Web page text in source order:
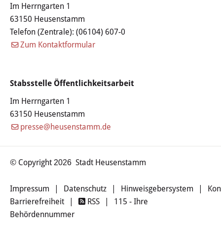
Im Herrngarten 1
63150 Heusenstamm
Telefon (Zentrale): (06104) 607-0
Zum Kontaktformular
Stabsstelle Öffentlichkeitsarbeit
Im Herrngarten 1
63150 Heusenstamm
presse@heusenstamm.de
© Copyright 2026 Stadt Heusenstamm
Impressum | Datenschutz | Hinweisgebersystem |
Barrierefreiheit
| RSS |
115 - Ihre
Behördennummer
Familie & Kinder
Kinderbetreuung
Jugendzentrum
Frauenbüro
Senioren
Besondere Lebenslagen